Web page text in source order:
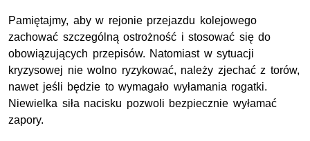
Pamiętajmy, aby w rejonie przejazdu kolejowego
zachować szczególną ostrożność i stosować się do
obowiązujących przepisów. Natomiast w sytuacji
kryzysowej nie wolno ryzykować, należy zjechać z torów,
nawet jeśli będzie to wymagało wyłamania rogatki.
Niewielka siła nacisku pozwoli bezpiecznie wyłamać
zapory.